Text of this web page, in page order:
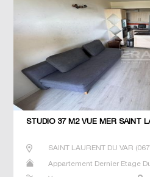
STUDIO 37 M2 VUE MER SAINT
SAINT LAURENT DU VAR (
Appartement Dernier Etage